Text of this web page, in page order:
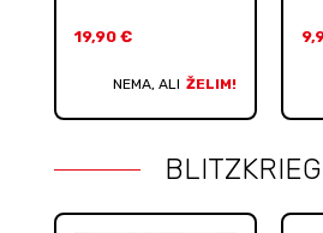
19,90 €
NEMA, ALI ŽELIM!